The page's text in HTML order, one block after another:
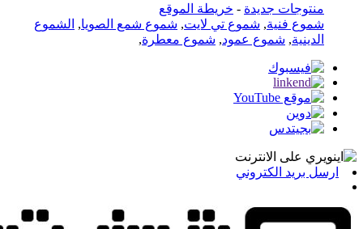
منتوجات جديدة - خريطة الموقع
شموع فنية, شموع تي لايت, شموع شمع الصويا, الشموع
الدينية, شموع عمود, شموع معطرة,
ارسل بريد الكتروني